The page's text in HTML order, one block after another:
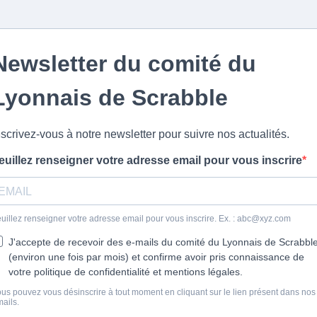
du comité du
de Scrabble
vous à notre newsletter pour suivre nos actualités.
renseigner votre adresse email pour vous inscrire
renseigner votre adresse email pour vous inscrire. Ex. : abc@xyz.com
J'accepte de recevoir des e-mails du comité du Lyonnais de
(environ une fois par mois) et confirme avoir pris connaissance de
votre politique de confidentialité et mentions légales.
pouvez vous désinscrire à tout moment en cliquant sur le lien présent dans nos